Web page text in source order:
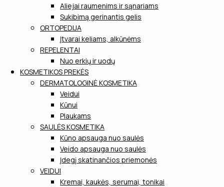
Aliejai raumenims ir sąnariams
Sukibimą gerinantis gelis
ORTOPEDIJA
Įtvarai keliams, alkūnėms
REPELENTAI
Nuo erkių ir uodų
KOSMETIKOS PREKĖS
DERMATOLOGINĖ KOSMETIKA
Veidui
Kūnui
Plaukams
SAULĖS KOSMETIKA
Kūno apsauga nuo saulės
Veido apsauga nuo saulės
Įdegį skatinančios priemonės
VEIDUI
Kremai, kaukės, serumai, tonikai